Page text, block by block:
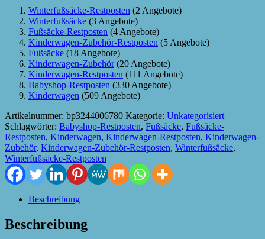
Winterfußsäcke-Restposten (2 Angebote)
Winterfußsäcke (3 Angebote)
Fußsäcke-Restposten (4 Angebote)
Kinderwagen-Zubehör-Restposten (5 Angebote)
Fußsäcke (18 Angebote)
Kinderwagen-Zubehör(20 Angebote)
Kinderwagen-Restposten (111 Angebote)
Babyshop-Restposten (330 Angebote)
Kinderwagen (509 Angebote)
Artikelnummer: bp3244006780 Kategorie: Unkategorisiert
Schlagwörter: Babyshop-Restposten, Fußsäcke, Fußsäcke-
Restposten, Kinderwagen, Kinderwagen-Restposten, Kinderwagen-
Zubehör, Kinderwagen-Zubehör-Restposten, Winterfußsäcke,
Winterfußsäcke-Restposten
Beschreibung
Beschreibung